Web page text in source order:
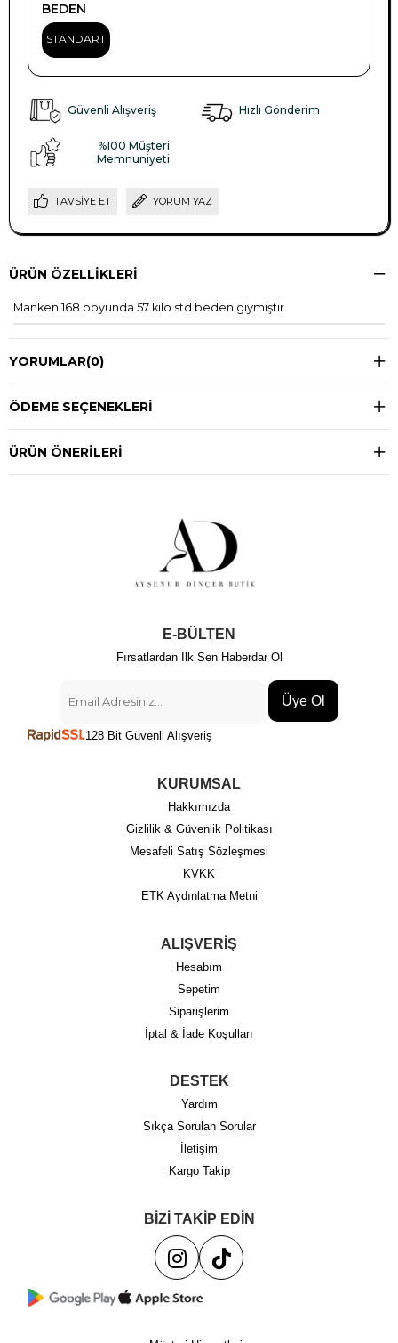
BEDEN
STANDART
Güvenli Alışveriş Hızlı Gönderim
%100 Müşteri
Memnuniyeti
TAVSIYE ET YORUM YAZ
ÜRÜN ÖZELLIKLERI
Manken 168 boyunda 57 kilo std beden giymiştir
YORUMLAR(0)
ÖDEME SEÇENEKLERI
ÜRÜN ÖNERILERI
E-BÜLTEN
Fırsatlardan İlk Sen Haberdar Ol
Üye Ol
128 Bit Güvenli Alışveriş
KURUMSAL
Hakkımızda
Gizlilik & Güvenlik Politikası
Mesafeli Satış Sözleşmesi
KVKK
ETK Aydınlatma Metni
ALIŞVERİŞ
Hesabım
Sepetim
Siparişlerim
İptal & İade Koşulları
DESTEK
Yardım
Sıkça Sorulan Sorular
İletişim
Kargo Takip
BİZİ TAKİP EDİN